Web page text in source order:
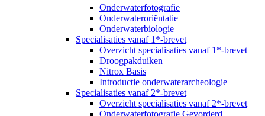
Onderwaterfotografie
Onderwateroriëntatie
Onderwaterbiologie
Specialisaties vanaf 1*-brevet
Overzicht specialisaties vanaf 1*-brevet
Droogpakduiken
Nitrox Basis
Introductie onderwaterarcheologie
Specialisaties vanaf 2*-brevet
Overzicht specialisaties vanaf 2*-brevet
Onderwaterfotografie Gevorderd